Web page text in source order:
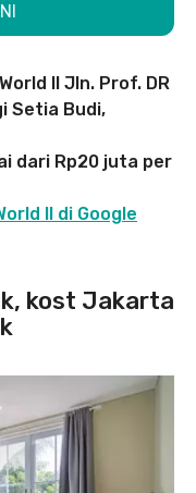
II Jln. Prof. DR
Setia Budi,
dari Rp20 juta per
II di Google
kost Jakarta